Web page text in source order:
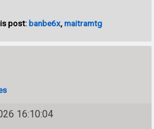
post: banbe6x,maitramtg
16:10:04